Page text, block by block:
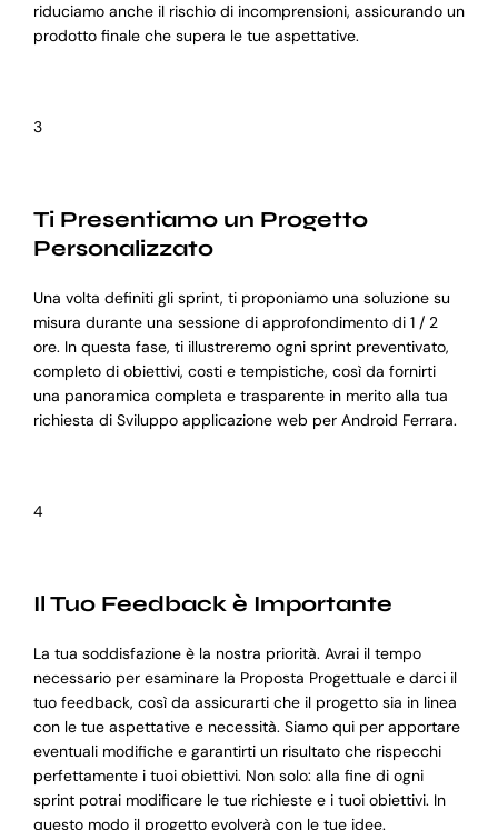
riduciamo anche il rischio di incomprensioni, assicurando un
prodotto finale che supera le tue aspettative.
3
Ti Presentiamo un Progetto
Personalizzato
Una volta definiti gli sprint, ti proponiamo una soluzione su
misura durante una sessione di approfondimento di 1 / 2
ore. In questa fase, ti illustreremo ogni sprint preventivato,
completo di obiettivi, costi e tempistiche, così da fornirti
una panoramica completa e trasparente in merito alla tua
richiesta di Sviluppo applicazione web per Android Ferrara.
4
Il Tuo Feedback è Importante
La tua soddisfazione è la nostra priorità. Avrai il tempo
necessario per esaminare la Proposta Progettuale e darci il
tuo feedback, così da assicurarti che il progetto sia in linea
con le tue aspettative e necessità. Siamo qui per apportare
eventuali modifiche e garantirti un risultato che rispecchi
perfettamente i tuoi obiettivi. Non solo: alla fine di ogni
sprint potrai modificare le tue richieste e i tuoi obiettivi. In
questo modo il progetto evolverà con le tue idee.